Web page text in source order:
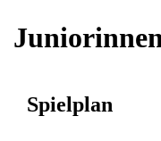
Spielplan